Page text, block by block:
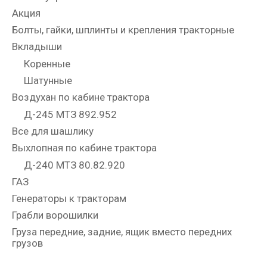
Акция
Болты, гайки, шплинты и крепления тракторные
Вкладыши
Коренные
Шатунные
Воздухан по кабине трактора
Д-245 МТЗ 892.952
Все для шашлику
Выхлопная по кабине трактора
Д-240 МТЗ 80.82.920
ГАЗ
Генераторы к тракторам
Грабли ворошилки
Груза передние, задние, ящик вместо передних
грузов